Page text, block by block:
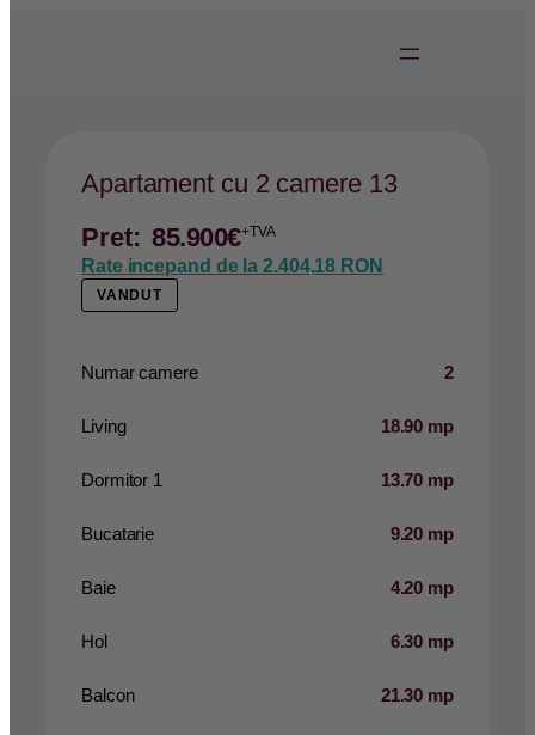
Apartament cu 2 camere 13
Pret: 85.900€+TVA
Rate incepand de la 2.404,18 RON
VANDUT
Numar camere 2
Living 18.90 mp
Dormitor 1 13.70 mp
Bucatarie 9.20 mp
Baie 4.20 mp
Hol 6.30 mp
Balcon 21.30 mp